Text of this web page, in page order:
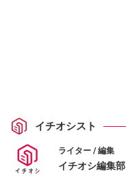
イチオシスト
ライター / 編集
イチオシ編集部